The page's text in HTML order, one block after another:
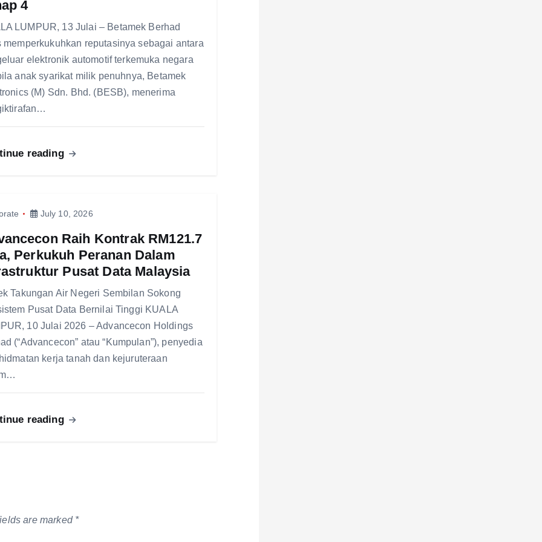
4
LUMPUR, 13 Julai – Betamek Berhad
memperkukuhkan reputasinya sebagai antara
elektronik automotif terkemuka negara
anak syarikat milik penuhnya, Betamek
(M) Sdn. Bhd. (BESB), menerima
reading
July 10, 2026
Raih Kontrak RM121.7
Perkukuh Peranan Dalam
Pusat Data Malaysia
Takungan Air Negeri Sembilan Sokong
Pusat Data Bernilai Tinggi KUALA
10 Julai 2026 – Advancecon Holdings
(“Advancecon” atau “Kumpulan”), penyedia
kerja tanah dan kejuruteraan
reading
are marked *